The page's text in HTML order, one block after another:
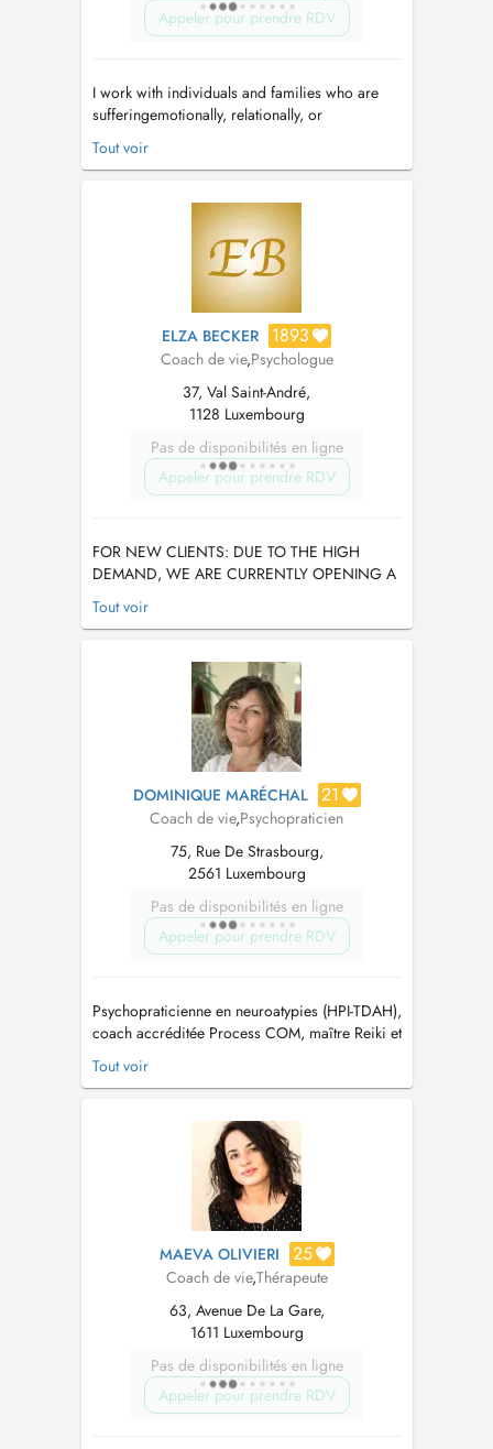
Appeler pour prendre RDV
I work with individuals and families who are
sufferingemotionally, relationally, or
inwardlyand who sense that life could feel
different, lighter, and more meaningful than it
awareness, emotional healing, and self-
integration. I support people in und...
Tout voir
ELZA BECKER 1893
Coach de vie,Psychologue
37, Val Saint-André,
1128 Luxembourg
Pas de disponibilités en ligne
Appeler pour prendre RDV
FOR NEW CLIENTS: DUE TO THE HIGH
DEMAND, WE ARE CURRENTLY OPENING A
LIMITED NUMBER OF SPOTS. THIS IS FOR
THOSE READY FOR DEEP EMOTIONAL AND
SELECTED INDIVIDUALS WILL BECOME
ONGOING CLIENTS. AS A GENERAL RULE,
WE NO LONGER ACCEPT NEW PATIENTS,
UNLESS YOU HAVE AN ...
Tout voir
DOMINIQUE MARÉCHAL 21
Coach de vie,Psychopraticien
75, Rue De Strasbourg,
2561 Luxembourg
Pas de disponibilités en ligne
Appeler pour prendre RDV
Psychopraticienne en neuroatypies (HPI-TDAH),
coach accréditée Process COM, maître Reiki et
thérapeute bioénergéticienne, j'accompagne
celles et ceux qui souhaitent transformer leur
plus de clarté, de sérénité et d'énergie, afin de
donner du sens à vos choi...
Tout voir
MAEVA OLIVIERI 25
Coach de vie,Thérapeute
63, Avenue De La Gare,
1611 Luxembourg
Pas de disponibilités en ligne
Appeler pour prendre RDV